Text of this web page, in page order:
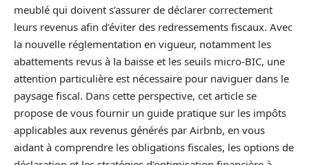
meublé qui doivent s’assurer de déclarer correctement
leurs revenus afin d’éviter des redressements fiscaux. Avec
la nouvelle réglementation en vigueur, notamment les
abattements revus à la baisse et les seuils micro-BIC, une
attention particulière est nécessaire pour naviguer dans le
paysage fiscal. Dans cette perspective, cet article se
propose de vous fournir un guide pratique sur les impôts
applicables aux revenus générés par Airbnb, en vous
aidant à comprendre les obligations fiscales, les options de